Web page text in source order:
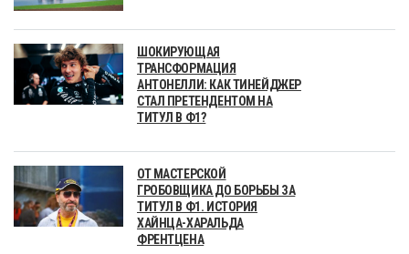
ШОКИРУЮЩАЯ
ТРАНСФОРМАЦИЯ
АНТОНЕЛЛИ: КАК ТИНЕЙДЖЕР
СТАЛ ПРЕТЕНДЕНТОМ НА
ТИТУЛ В Ф1?
ОТ МАСТЕРСКОЙ
ГРОБОВЩИКА ДО БОРЬБЫ ЗА
ТИТУЛ В Ф1. ИСТОРИЯ
ХАЙНЦА-ХАРАЛЬДА
ФРЕНТЦЕНА